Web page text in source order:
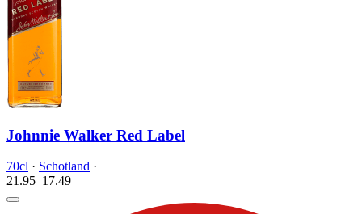
Johnnie Walker Red Label
70cl · Schotland ·
21.95 17.49